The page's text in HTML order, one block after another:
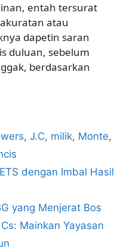
entah tersurat
atau
dapetin saran
duluan, sebelum
berdasarkan
,J.C, milik, Monte,
dengan Imbal Hasil
yang Menjerat Bos
Mainkan Yayasan